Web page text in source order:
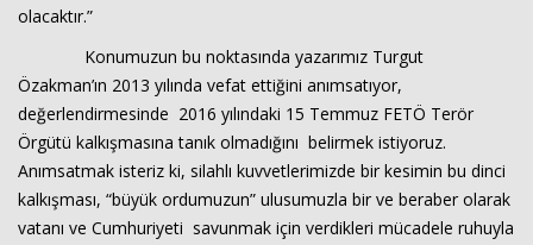
olacaktır.”
Konumuzun bu noktasında yazarımız Turgut
Özakman’ın 2013 yılında vefat ettiğini anımsatıyor,
değerlendirmesinde 2016 yılındaki 15 Temmuz FETÖ Terör
Örgütü kalkışmasına tanık olmadığını belirmek istiyoruz.
Anımsatmak isteriz ki, silahlı kuvvetlerimizde bir kesimin bu dinci
kalkışması, “büyük ordumuzun” ulusumuzla bir ve beraber olarak
vatanı ve Cumhuriyeti savunmak için verdikleri mücadele ruhuyla